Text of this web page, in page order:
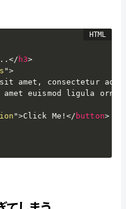
</ h3>
">
amet, consectetur
amet euismod ligula
">Click Me! </ button>